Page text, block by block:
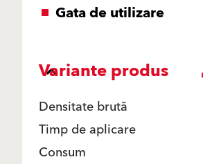
Gata de utilizare
Variante produs
Densitate brută
Timp de aplicare
Consum